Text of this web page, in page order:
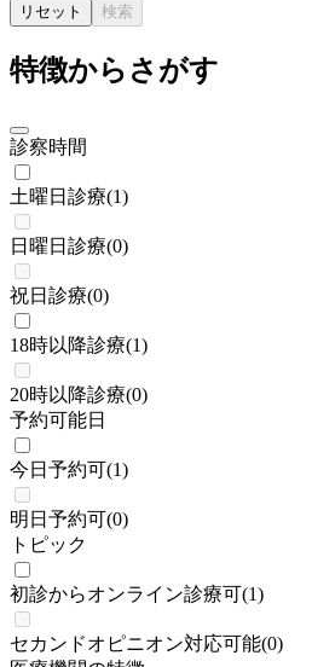
リセット 検索
特徴からさがす
診察時間
土曜日診療(1)
日曜日診療(0)
祝日診療(0)
18時以降診療(1)
20時以降診療(0)
予約可能日
今日予約可(1)
明日予約可(0)
トピック
初診からオンライン診療可(1)
セカンドオピニオン対応可能(0)